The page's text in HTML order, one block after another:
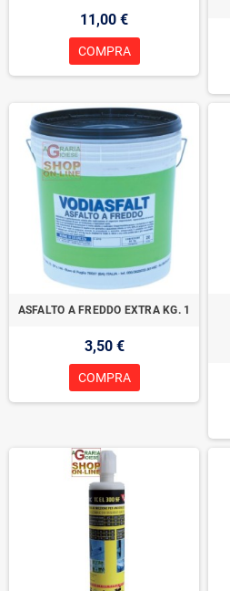
11,00 €
COMPRA
ASFALTO A FREDDO EXTRA KG. 1
3,50 €
COMPRA